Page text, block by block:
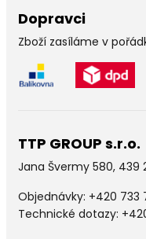
Dopravci
Zboží zasíláme v
TTP GROUP s.r.o.
Jana Švermy 580, 439
Objednávky: +420 733
Technické dotazy: